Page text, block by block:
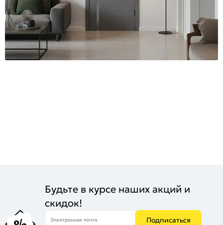
Будьте в курсе наших акций и
скидок!
Электронная почта Подписаться